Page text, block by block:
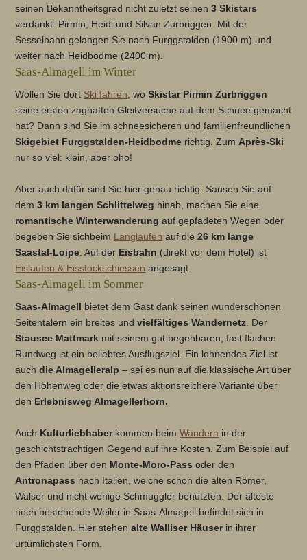
seinen Bekanntheitsgrad nicht zuletzt seinen3 Skistars
verdankt: Pirmin, Heidi und Silvan Zurbriggen. Mit der
Sesselbahn gelangen Sie nach Furggstalden (1900 m) und
weiter nach Heidbodme (2400 m).
Saas-Almagell im Winter
Wollen Sie dort Ski fahren, woSkistar Pirmin Zurbriggen
seine ersten zaghaften Gleitversuche auf dem Schnee gemacht
hat? Dann sind Sie im schneesicheren und familienfreundlichen
Skigebiet Furggstalden-Heidbodme richtig. ZumAprès-Ski
nur so viel: klein, aber oho!
Aber auch dafür sind Sie hier genau richtig: Sausen Sie auf
dem3 km langen Schlittelweg hinab, machen Sie eine
romantische Winterwanderung auf gepfadeten Wegen oder
begeben Sie sichbeim Langlaufen auf die26 km lange
Saastal-Loipe. Auf der Eisbahn (direkt vor dem Hotel) ist
Eislaufen & Eisstockschiessen angesagt.
Saas-Almagell im Sommer
Saas-Almagell bietet dem Gast dank seinen wunderschönen
Seitentälern ein breites undvielfältiges Wandernetz. Der
Stausee Mattmark mit seinem gut begehbaren, fast flachen
Rundweg ist ein beliebtes Ausflugsziel. Ein lohnendes Ziel ist
auchdie Almagelleralp – sei es nun auf die klassische Art über
den Höhenweg oder die etwas aktionsreichere Variante über
den Erlebnisweg Almagellerhorn.
Auch Kulturliebhaberkommen beimWandern in der
geschichtsträchtigen Gegend auf ihre Kosten. Zum Beispiel auf
den Pfaden über den Monte-Moro-Pass oder den
Antronapass nach Italien, welche schon die alten Römer,
Walser und nicht wenige Schmuggler benutzten. Der älteste
noch bestehende Weiler in Saas-Almagell befindet sich in
Furggstalden. Hier stehenalte Walliser Häuserin ihrer
urtümlichsten Form.